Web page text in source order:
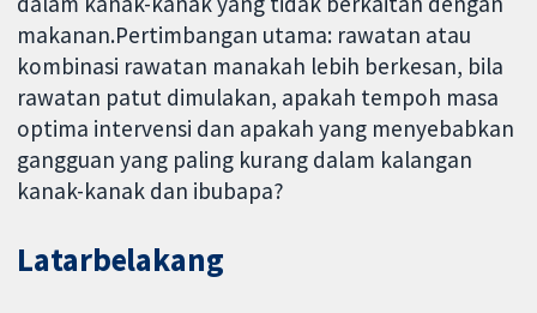
makanan.Pertimbangan utama: rawatan atau
kombinasi rawatan manakah lebih berkesan, bila
rawatan patut dimulakan, apakah tempoh masa
optima intervensi dan apakah yang menyebabkan
gangguan yang paling kurang dalam kalangan
kanak-kanak dan ibubapa?
Latarbelakang